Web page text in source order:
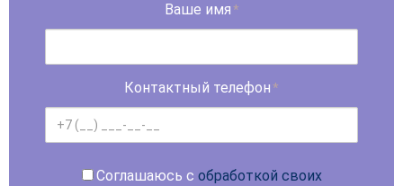
Ваше имя *
Контактный телефон *
Соглашаюсь с обработкой своих